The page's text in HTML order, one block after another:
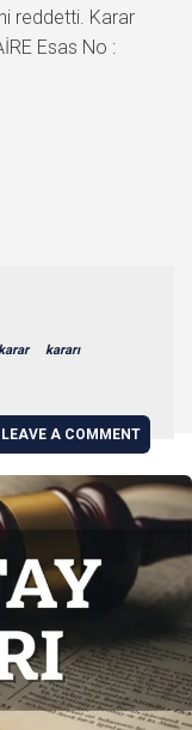
reddetti. Karar
Esas No :
kararı
LEAVE A COMMENT